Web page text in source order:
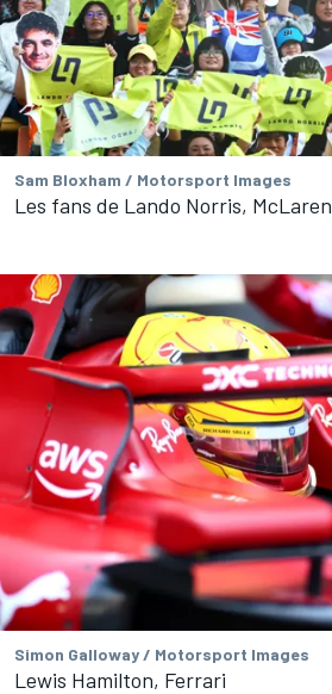
Sam Bloxham / Motorsport Images
Les fans de Lando Norris, McLaren
Simon Galloway / Motorsport Images
Lewis Hamilton, Ferrari